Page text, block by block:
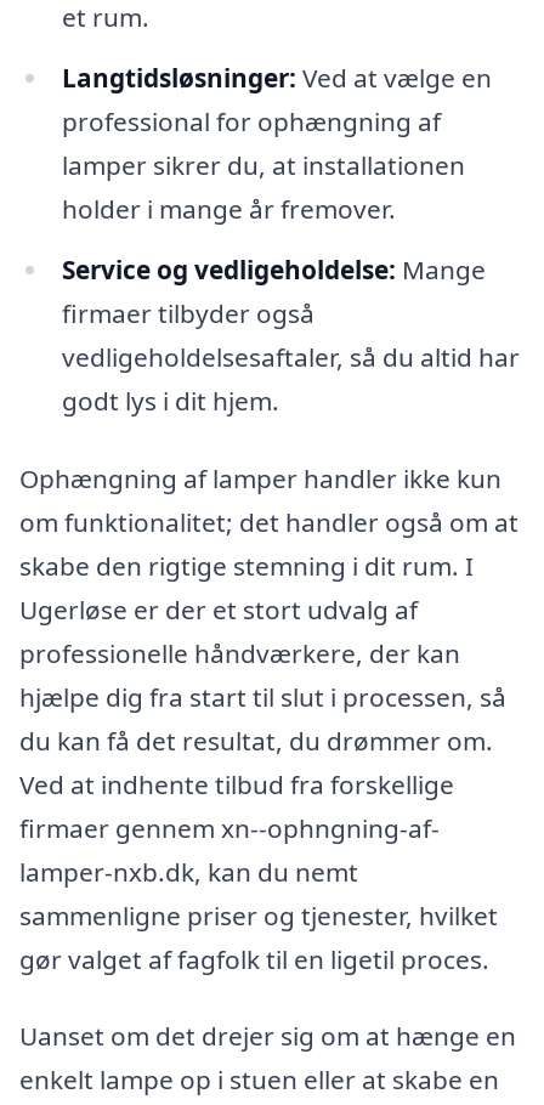
et rum.
Langtidsløsninger: Ved at vælge en
professional for ophængning af
lamper sikrer du, at installationen
holder i mange år fremover.
Service og vedligeholdelse: Mange
firmaer tilbyder også
vedligeholdelsesaftaler, så du altid har
godt lys i dit hjem.
Ophængning af lamper handler ikke kun
om funktionalitet; det handler også om at
skabe den rigtige stemning i dit rum. I
Ugerløse er der et stort udvalg af
professionelle håndværkere, der kan
hjælpe dig fra start til slut i processen, så
du kan få det resultat, du drømmer om.
Ved at indhente tilbud fra forskellige
firmaer gennem xn--ophngning-af-
lamper-nxb.dk, kan du nemt
sammenligne priser og tjenester, hvilket
gør valget af fagfolk til en ligetil proces.
Uanset om det drejer sig om at hænge en
enkelt lampe op i stuen eller at skabe en